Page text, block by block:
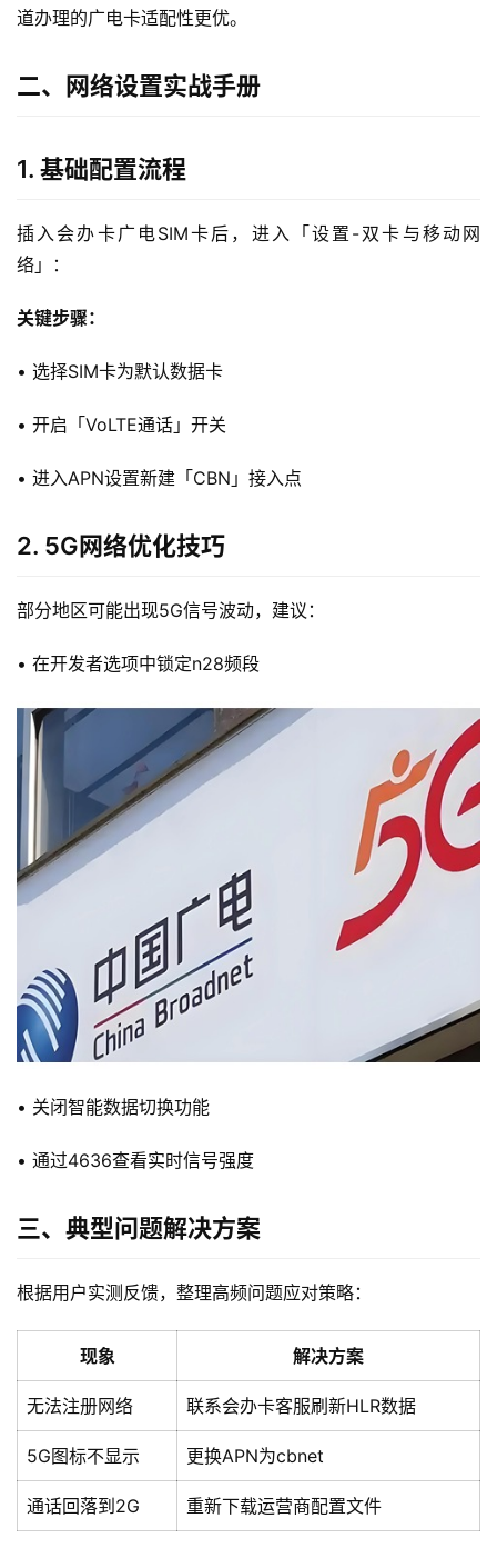
首
宽
带
随
道办理的广电卡适配性更优。
二、网络设置实战手册
1. 基础配置流程
插入会办卡广电SIM卡后，进入「设置-双卡与移动网
络」：
关键步骤：
• 选择SIM卡为默认数据卡
• 开启「VoLTE通话」开关
• 进入APN设置新建「CBN」接入点
2. 5G网络优化技巧
部分地区可能出现5G信号波动，建议：
• 在开发者选项中锁定n28频段
• 关闭智能数据切换功能
• 通过4636查看实时信号强度
三、典型问题解决方案
根据用户实测反馈，整理高频问题应对策略：
现象 解决方案
无法注册网络 联系会办卡客服刷新HLR数据
5G图标不显示 更换APN为cbnet
通话回落到2G 重新下载运营商配置文件